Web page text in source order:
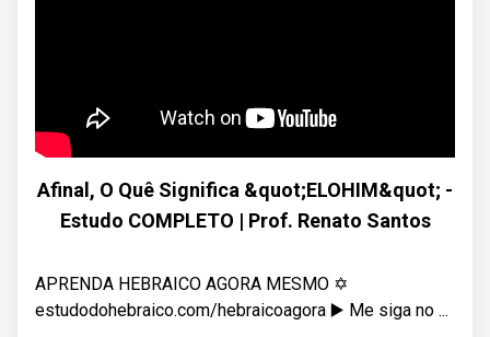
Afinal, O Quê Significa &quot;ELOHIM&quot; -
Estudo COMPLETO | Prof. Renato Santos
APRENDA HEBRAICO AGORA MESMO ✡️
estudodohebraico.com/hebraicoagora ▶️ Me siga no ...